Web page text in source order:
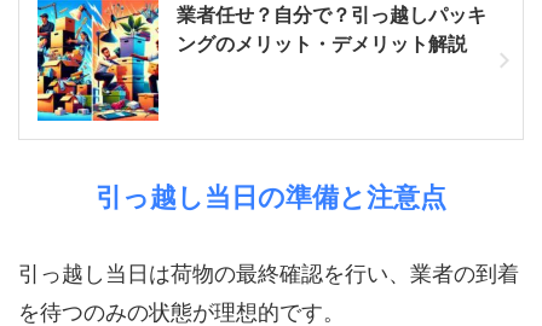
業者任せ？自分で？引っ越しパッキ
ングのメリット・デメリット解説
引っ越し当日の準備と注意点
引っ越し当日は荷物の最終確認を行い、業者の到着
を待つのみの状態が理想的です。